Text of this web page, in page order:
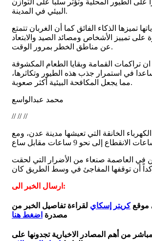
البيئي في المدينة.
تميزها الذكاء الفائق كما أن الغربان تتمتع
على تمييز الأشخاص ومصائد الصيد والابتعاد
عن مناطق الخطر بمرور الوقت.
ان تراكمات القمامة وبقايا الطعام المكشوفة
في استمرار جذب هذه الطيور وتكاثرها،
مما يجعل المكافحة البيئية أكثر صعوبة.
محمد عبدالواسع
// // //
الخانقة التي تعيشها مدينة عدن، ومع
في العاصمة صنعاء من الأضرار التي لحقت
ارسال الخبر الى:
موقعكريتر إسكاي لقراءة تفاصيل الخبر من
مصدرة اضغط هنا
من أهم المصادر الاخبارية تجدونها على